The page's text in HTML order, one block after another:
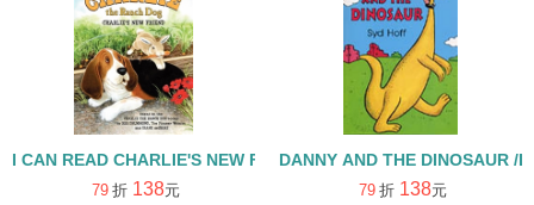
I CAN READ CHARLIE'S NEW FRIEND CHARLIE THE RANCH
79 折 138元
DANNY AND THE DINOSAUR /
79 折 138元